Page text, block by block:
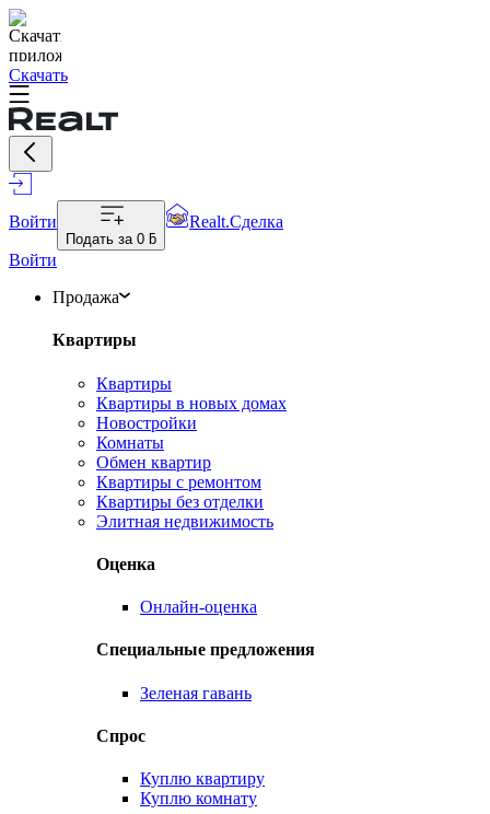
Скачать
Войти
Подать за 0 ƃ
Realt.Сделка
Войти
Продажа
Квартиры
Квартиры
Квартиры в новых домах
Новостройки
Комнаты
Обмен квартир
Квартиры с ремонтом
Квартиры без отделки
Элитная недвижимость
Оценка
Онлайн-оценка
Специальные предложения
Зеленая гавань
Спрос
Куплю квартиру
Куплю комнату